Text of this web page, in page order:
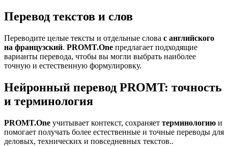
Перевод текстов и слов
Переводите целые тексты и отдельные слова с английского
на французский. PROMT.One предлагает подходящие
варианты перевода, чтобы вы могли выбрать наиболее
точную и естественную формулировку.
Нейронный перевод PROMT: точность
и терминология
PROMT.One учитывает контекст, сохраняет терминологию и
помогает получать более естественные и точные переводы для
деловых, технических и повседневных текстов..